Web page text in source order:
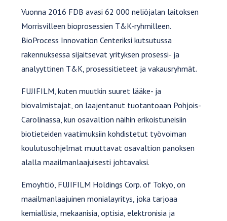
Vuonna 2016 FDB avasi 62 000 neliöjalan laitoksen
Morrisvilleen bioprosessien T&K-ryhmilleen.
BioProcess Innovation Centeriksi kutsutussa
rakennuksessa sijaitsevat yrityksen prosessi- ja
analyyttinen T&K, prosessitieteet ja vakausryhmät.
FUJIFILM, kuten muutkin suuret lääke- ja
biovalmistajat, on laajentanut tuotantoaan Pohjois-
Carolinassa, kun osavaltion näihin erikoistuneisiin
biotieteiden vaatimuksiin kohdistetut työvoiman
koulutusohjelmat muuttavat osavaltion panoksen
alalla maailmanlaajuisesti johtavaksi.
Emoyhtiö, FUJIFILM Holdings Corp. of Tokyo, on
maailmanlaajuinen monialayritys, joka tarjoaa
kemiallisia, mekaanisia, optisia, elektronisia ja